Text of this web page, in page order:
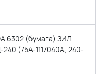
6302 (бумага) ЗИЛ
(75А-1117040А, 240-